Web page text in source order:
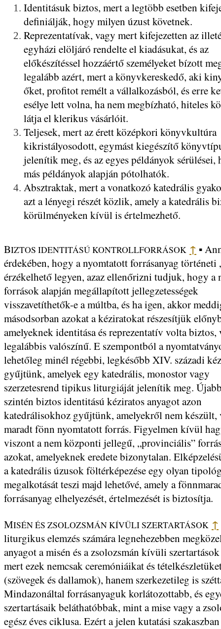
Identitásuk biztos, mert a legtöbb esetben
definiálják, hogy milyen úzust követnek.
Reprezentatívak, vagy mert kifejezetten az
egyházi elöljáró rendelte el kiadásukat, és az
előkészítéssel hozzáértő személyeket bízott
legalább azért, mert a könyvkereskedő, aki
őket, profitot remélt a vállalkozásból, és erre
esélye lett volna, ha nem megbízható, hiteles
látja el klerikus vásárlóit.
Teljesek, mert az érett középkori könyvkultúra
kikristályosodott, egymást kiegészítő
jelenítik meg, és az egyes példányok sérülései,
más példányok alapján pótolhatók.
Absztraktak, mert a vonatkozó katedrális
azt a lényegi részét közlik, amely a katedrális
körülményeken kívül is értelmezhető.
BIZTOS IDENTITÁSÚ KONTROLLFORRÁSOK ↑ ▪
érdekében, hogy a nyomtatott forrásanyag történeti
érzékelhető legyen, azaz ellenőrizni tudjuk, hogy a
források alapján megállapított jellegzetességek
visszavetíthetők-e a múltba, és ha igen, akkor
másodsorban azokat a kéziratokat részesítjük
amelyeknek identitása és reprezentatív volta biztos,
legalábbis valószínű. E szempontból a
lehetőleg minél régebbi, legkésőbb XIV. századi
gyűjtünk, amelyek egy katedrális, monostor vagy
szerzetesrend tipikus liturgiáját jelenítik meg.
szintén biztos identitású kéziratos anyagot azon
katedrálisokhoz gyűjtünk, amelyekről nem készült,
maradt fönn nyomtatott forrás. Figyelmen kívül
viszont a nem központi jellegű, „provinciális”
azokat, amelyeknek eredete bizonytalan.
a katedrális úzusok föltérképezése egy olyan
megalkotását teszi majd lehetővé, amely a
forrásanyag elhelyezését, értelmezését is biztosítja.
MISÉN ÉS ZSOLOZSMÁN KÍVÜLI SZERTARTÁSOK ↑
liturgikus elemzés számára legnehezebben
anyagot a misén és a zsolozsmán kívüli
mert ezek nemcsak ceremóniáikat és
(szövegek és dallamok), hanem szerkezetileg is
Mindazonáltal forrásanyaguk korlátozottabb, és
szertartásaik beláthatóbbak, mint a mise vagy a
egész éves ciklusa. Ezért a jelen kutatási